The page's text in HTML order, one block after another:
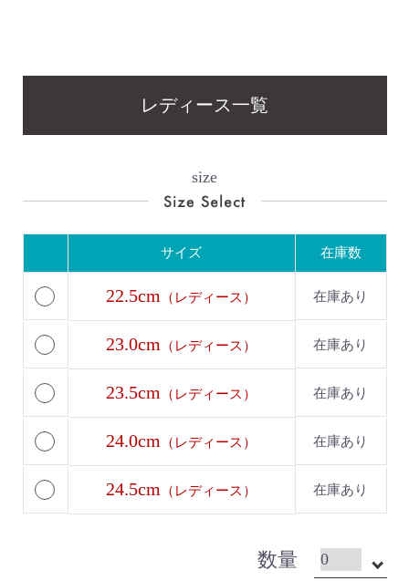
レディース一覧
size
サイズ 在庫数
22.5cm （レディース） 在庫あり
23.0cm （レディース） 在庫あり
23.5cm （レディース） 在庫あり
24.0cm （レディース） 在庫あり
24.5cm （レディース） 在庫あり
数量